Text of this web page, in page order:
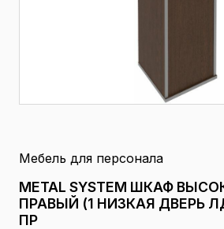
Мебель для персонала
METAL SYSTEM ШКАФ
ПРАВЫЙ (1 НИЗКАЯ ДВЕРЬ
ПР